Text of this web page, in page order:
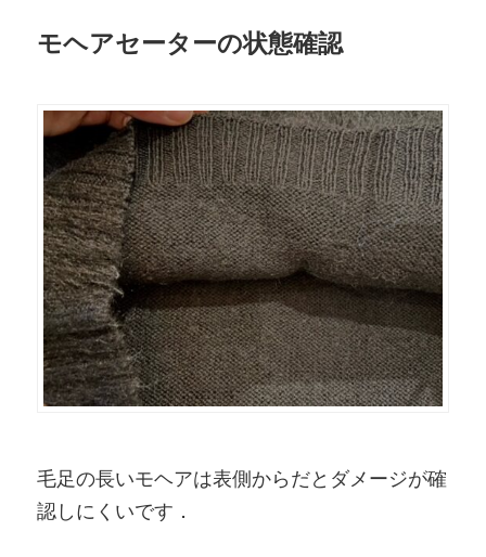
モヘアセーターの状態確認
毛足の長いモヘアは表側からだとダメージが確
認しにくいです．